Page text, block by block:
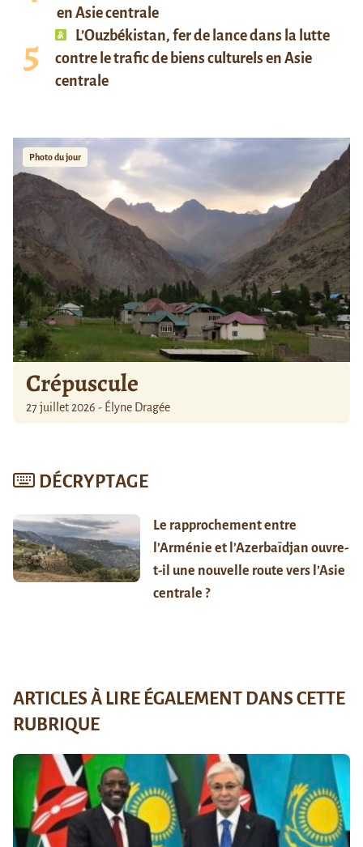
en Asie centrale
L’Ouzbékistan, fer de lance dans la lutte
contre le trafic de biens culturels en Asie
centrale
Photo du jour
Crépuscule
27 juillet 2026 - Élyne Dragée
DÉCRYPTAGE
Le rapprochement entre
l’Arménie et l’Azerbaïdjan ouvre-
t-il une nouvelle route vers l’Asie
centrale ?
ARTICLES À LIRE ÉGALEMENT DANS CETTE
RUBRIQUE